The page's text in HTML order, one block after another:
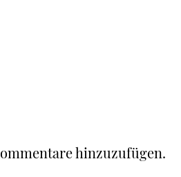
hinzuzufügen.